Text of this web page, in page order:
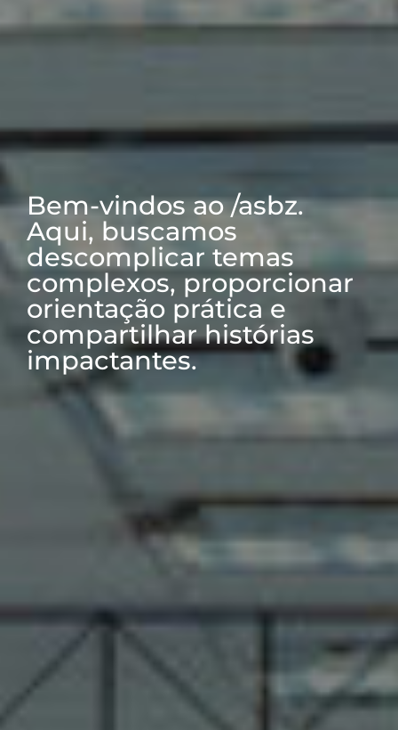
Bem-vindos ao /asbz.
Aqui, buscamos
descomplicar temas
complexos, proporcionar
orientação prática e
compartilhar histórias
impactantes.